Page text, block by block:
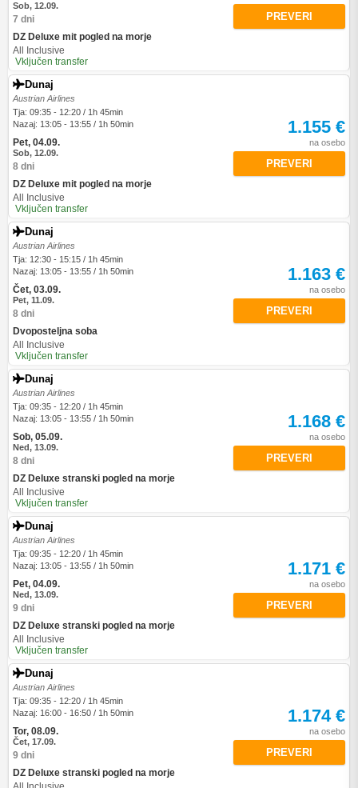
Sob, 12.09.
7 dni
DZ Deluxe mit pogled na morje
All Inclusive
Vključen transfer
PREVERI
Dunaj
Austrian Airlines
Tja: 09:35 - 12:20 / 1h 45min
Nazaj: 13:05 - 13:55 / 1h 50min
Pet, 04.09.
Sob, 12.09.
8 dni
DZ Deluxe mit pogled na morje
All Inclusive
Vključen transfer
1.155 €
na osebo
PREVERI
Dunaj
Austrian Airlines
Tja: 12:30 - 15:15 / 1h 45min
Nazaj: 13:05 - 13:55 / 1h 50min
Čet, 03.09.
Pet, 11.09.
8 dni
Dvoposteljna soba
All Inclusive
Vključen transfer
1.163 €
na osebo
PREVERI
Dunaj
Austrian Airlines
Tja: 09:35 - 12:20 / 1h 45min
Nazaj: 13:05 - 13:55 / 1h 50min
Sob, 05.09.
Ned, 13.09.
8 dni
DZ Deluxe stranski pogled na morje
All Inclusive
Vključen transfer
1.168 €
na osebo
PREVERI
Dunaj
Austrian Airlines
Tja: 09:35 - 12:20 / 1h 45min
Nazaj: 13:05 - 13:55 / 1h 50min
Pet, 04.09.
Ned, 13.09.
9 dni
DZ Deluxe stranski pogled na morje
All Inclusive
Vključen transfer
1.171 €
na osebo
PREVERI
Dunaj
Austrian Airlines
Tja: 09:35 - 12:20 / 1h 45min
Nazaj: 16:00 - 16:50 / 1h 50min
Tor, 08.09.
Čet, 17.09.
9 dni
DZ Deluxe stranski pogled na morje
1.174 €
na osebo
PREVERI